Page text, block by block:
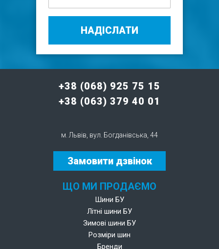
НАДІСЛАТИ
+38 (068) 925 75 15
+38 (063) 379 40 01
м. Львів, вул. Богданівська, 44
Замовити дзвінок
ЩО МИ ПРОДАЄМО
Шини БУ
Літні шини БУ
Зимові шини БУ
Розміри шин
Бренди